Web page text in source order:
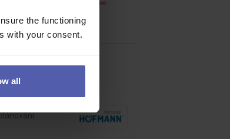
the functioning
with your consent.
all